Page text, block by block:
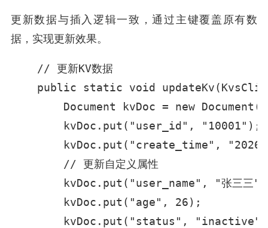
更新数据与插入逻辑一致，通过主键覆盖原有数
据，实现更新效果。
    // 更新KV数据
public static void
Document kvDoc = new
        kvDoc.put("user_id", "10001");
kvDoc.put("create_time",
        // 更新自定义属性
kvDoc.put("user_name", "张三三
        kvDoc.put("age", 26);
kvDoc.put("status",